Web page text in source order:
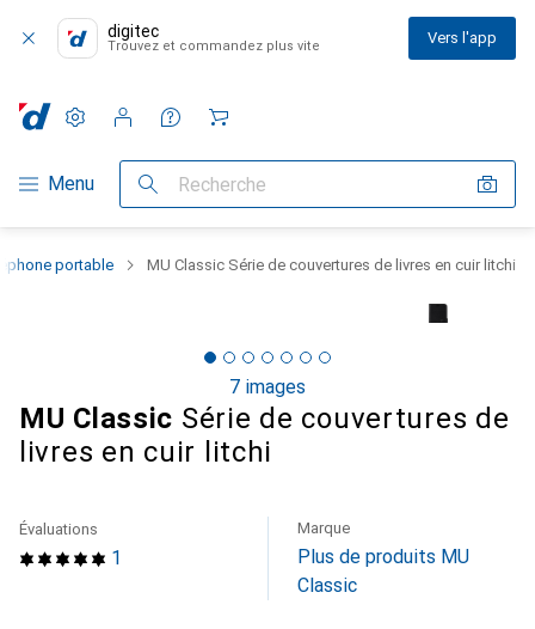
digitec
Trouvez et commandez plus vite Vers l'app
Navigation par catégorie
Menu Recherche
Paramètres
Compte client
Listes de comparaison
Listes d'envies
Panier
portable MU Classic Série de couvertures de livres en cuir litchi
7 images
MU Classic Série de couvertures de
livres en cuir litchi
1
Évaluations Marque
Plus de produits MU
Classic